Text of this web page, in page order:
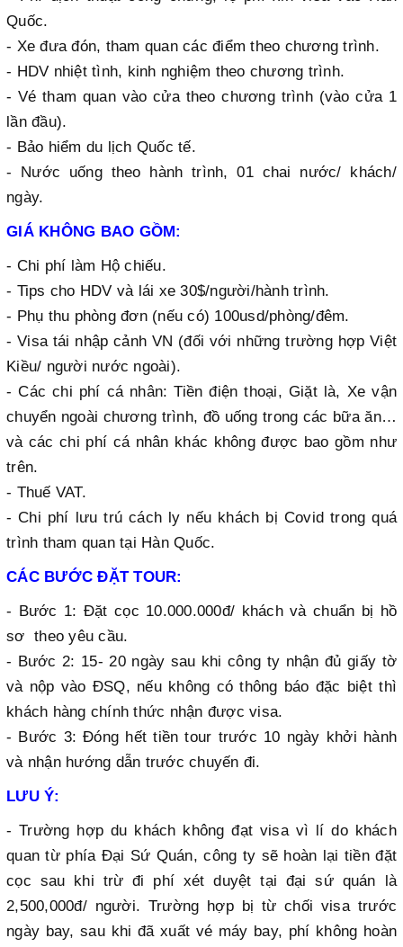
Quốc.
- Xe đưa đón, tham quan các điểm theo chương trình.
- HDV nhiệt tình, kinh nghiệm theo chương trình.
- Vé tham quan vào cửa theo chương trình (vào cửa 1
lần đầu).
- Bảo hiểm du lịch Quốc tế.
- Nước uống theo hành trình, 01 chai nước/ khách/
ngày.
GIÁ KHÔNG BAO GỒM:
- Chi phí làm Hộ chiếu.
- Tips cho HDV và lái xe 30$/người/hành trình.
- Phụ thu phòng đơn (nếu có) 100usd/phòng/đêm.
- Visa tái nhập cảnh VN (đối với những trường hợp Việt
Kiều/ người nước ngoài).
- Các chi phí cá nhân: Tiền điện thoại, Giặt là, Xe vận
chuyển ngoài chương trình, đồ uống trong các bữa ăn…
và các chi phí cá nhân khác không được bao gồm như
trên.
- Thuế VAT.
- Chi phí lưu trú cách ly nếu khách bị Covid trong quá
trình tham quan tại Hàn Quốc.
CÁC BƯỚC ĐẶT TOUR:
- Bước 1: Đặt cọc 10.000.000đ/ khách và chuẩn bị hồ
sơ theo yêu cầu.
- Bước 2: 15- 20 ngày sau khi công ty nhận đủ giấy tờ
và nộp vào ĐSQ, nếu không có thông báo đặc biệt thì
khách hàng chính thức nhận được visa.
- Bước 3: Đóng hết tiền tour trước 10 ngày khởi hành
và nhận hướng dẫn trước chuyến đi.
LƯU Ý:
- Trường hợp du khách không đạt visa vì lí do khách
quan từ phía Đại Sứ Quán, công ty sẽ hoàn lại tiền đặt
cọc sau khi trừ đi phí xét duyệt tại đại sứ quán là
2,500,000đ/ người. Trường hợp bị từ chối visa trước
ngày bay, sau khi đã xuất vé máy bay, phí không hoàn